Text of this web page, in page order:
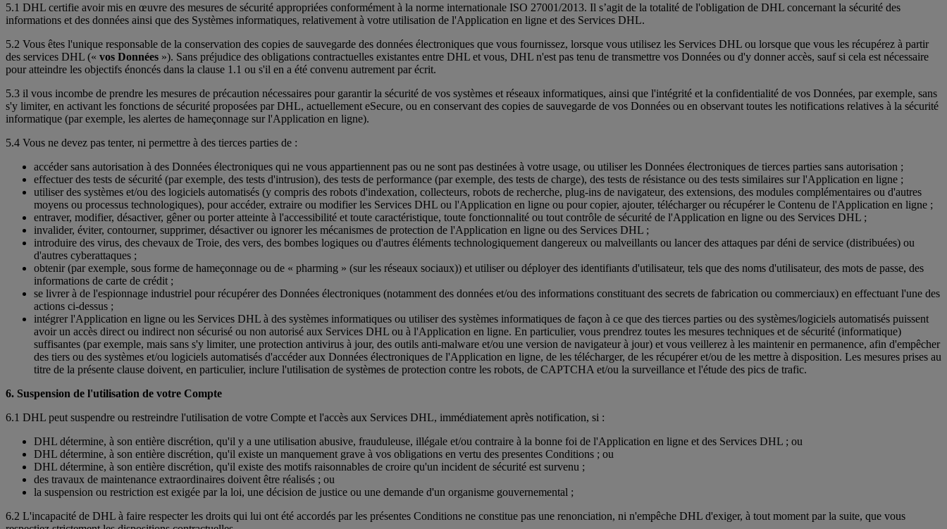
5.1 DHL certifie avoir mis en œuvre des mesures de sécurité appropriées conformément à la norme internationale ISO 27001/2013. Il s’agit de la totalité de l'obligation de DHL concernant la sécurité des
informations et des données ainsi que des Systèmes informatiques, relativement à votre utilisation de l'Application en ligne et des Services DHL.
5.2 Vous êtes l'unique responsable de la conservation des copies de sauvegarde des données électroniques que vous fournissez, lorsque vous utilisez les Services DHL ou lorsque que vous les récupérez à partir
des services DHL (« vos Données »). Sans préjudice des obligations contractuelles existantes entre DHL et vous, DHL n'est pas tenu de transmettre vos Données ou d'y donner accès, sauf si cela est nécessaire
pour atteindre les objectifs énoncés dans la clause 1.1 ou s'il en a été convenu autrement par écrit.
5.3 il vous incombe de prendre les mesures de précaution nécessaires pour garantir la sécurité de vos systèmes et réseaux informatiques, ainsi que l'intégrité et la confidentialité de vos Données, par exemple, sans
s'y limiter, en activant les fonctions de sécurité proposées par DHL, actuellement eSecure, ou en conservant des copies de sauvegarde de vos Données ou en observant toutes les notifications relatives à la sécurité
informatique (par exemple, les alertes de hameçonnage sur l'Application en ligne).
5.4 Vous ne devez pas tenter, ni permettre à des tierces parties de :
accéder sans autorisation à des Données électroniques qui ne vous appartiennent pas ou ne sont pas destinées à votre usage, ou utiliser les Données électroniques de tierces parties sans autorisation ;
effectuer des tests de sécurité (par exemple, des tests d'intrusion), des tests de performance (par exemple, des tests de charge), des tests de résistance ou des tests similaires sur l'Application en ligne ;
utiliser des systèmes et/ou des logiciels automatisés (y compris des robots d'indexation, collecteurs, robots de recherche, plug-ins de navigateur, des extensions, des modules complémentaires ou d'autres
moyens ou processus technologiques), pour accéder, extraire ou modifier les Services DHL ou l'Application en ligne ou pour copier, ajouter, télécharger ou récupérer le Contenu de l'Application en ligne ;
entraver, modifier, désactiver, gêner ou porter atteinte à l'accessibilité et toute caractéristique, toute fonctionnalité ou tout contrôle de sécurité de l'Application en ligne ou des Services DHL ;
invalider, éviter, contourner, supprimer, désactiver ou ignorer les mécanismes de protection de l'Application en ligne ou des Services DHL ;
introduire des virus, des chevaux de Troie, des vers, des bombes logiques ou d'autres éléments technologiquement dangereux ou malveillants ou lancer des attaques par déni de service (distribuées) ou
d'autres cyberattaques ;
obtenir (par exemple, sous forme de hameçonnage ou de « pharming » (sur les réseaux sociaux)) et utiliser ou déployer des identifiants d'utilisateur, tels que des noms d'utilisateur, des mots de passe, des
informations de carte de crédit ;
se livrer à de l'espionnage industriel pour récupérer des Données électroniques (notamment des données et/ou des informations constituant des secrets de fabrication ou commerciaux) en effectuant l'une des
actions ci-dessus ;
intégrer l'Application en ligne ou les Services DHL à des systèmes informatiques ou utiliser des systèmes informatiques de façon à ce que des tierces parties ou des systèmes/logiciels automatisés puissent
avoir un accès direct ou indirect non sécurisé ou non autorisé aux Services DHL ou à l'Application en ligne. En particulier, vous prendrez toutes les mesures techniques et de sécurité (informatique)
suffisantes (par exemple, mais sans s'y limiter, une protection antivirus à jour, des outils anti-malware et/ou une version de navigateur à jour) et vous veillerez à les maintenir en permanence, afin d'empêcher
des tiers ou des systèmes et/ou logiciels automatisés d'accéder aux Données électroniques de l'Application en ligne, de les télécharger, de les récupérer et/ou de les mettre à disposition. Les mesures prises au
titre de la présente clause doivent, en particulier, inclure l'utilisation de systèmes de protection contre les robots, de CAPTCHA et/ou la surveillance et l'étude des pics de trafic.
6. Suspension de l'utilisation de votre Compte
6.1 DHL peut suspendre ou restreindre l'utilisation de votre Compte et l'accès aux Services DHL, immédiatement après notification, si :
DHL détermine, à son entière discrétion, qu'il y a une utilisation abusive, frauduleuse, illégale et/ou contraire à la bonne foi de l'Application en ligne et des Services DHL ; ou
DHL détermine, à son entière discrétion, qu'il existe un manquement grave à vos obligations en vertu des presentes Conditions ; ou
DHL détermine, à son entière discrétion, qu'il existe des motifs raisonnables de croire qu'un incident de sécurité est survenu ;
des travaux de maintenance extraordinaires doivent être réalisés ; ou
la suspension ou restriction est exigée par la loi, une décision de justice ou une demande d'un organisme gouvernemental ;
6.2 L'incapacité de DHL à faire respecter les droits qui lui ont été accordés par les présentes Conditions ne constitue pas une renonciation, ni n'empêche DHL d'exiger, à tout moment par la suite, que vous